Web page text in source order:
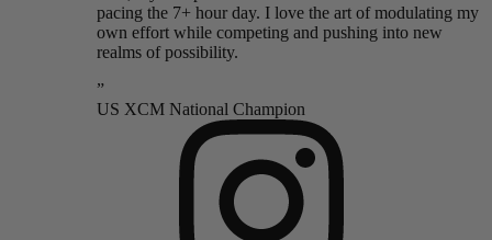
pacing the 7+ hour day. I love the art of modulating my
own effort while competing and pushing into new
realms of possibility.
”
US XCM National Champion